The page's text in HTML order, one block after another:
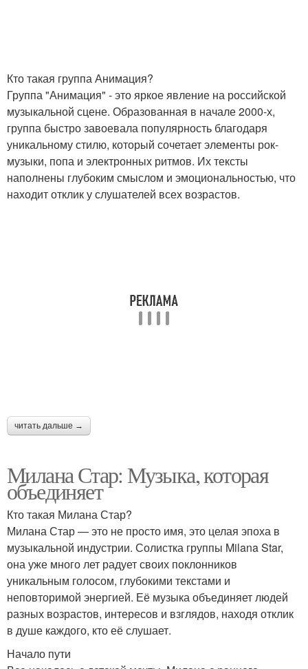
Кто такая группа Анимация?
Группа "Анимация" - это яркое явление на российской
музыкальной сцене. Образованная в начале 2000-х,
группа быстро завоевала популярность благодаря
уникальному стилю, который сочетает элементы рок-
музыки, попа и электронных ритмов. Их тексты
наполнены глубоким смыслом и эмоциональностью, что
находит отклик у слушателей всех возрастов.
читать дальше →
Милана Стар: Музыка, которая
объединяет
Кто такая Милана Стар?
Милана Стар — это не просто имя, это целая эпоха в
музыкальной индустрии. Солистка группы Milana Star,
она уже много лет радует своих поклонников
уникальным голосом, глубокими текстами и
неповторимой энергией. Её музыка объединяет людей
разных возрастов, интересов и взглядов, находя отклик
в душе каждого, кто её слушает.
Начало пути